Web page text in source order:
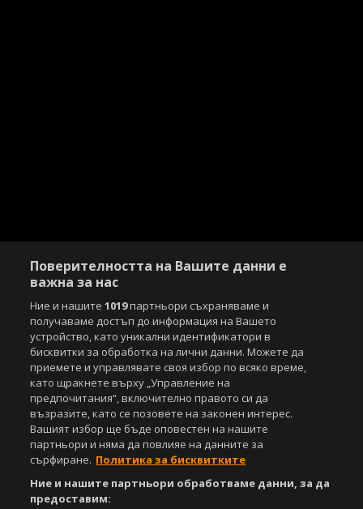
Поверителността на Вашите данни е
важна за нас
Ние и нашите1019партньори съхраняваме и
получаваме достъп до информация на Вашето
устройство, като уникални идентификатори в
бисквитки за обработка на лични данни. Можете да
приемете и управлявате своя избор по всяко време,
като щракнете върху „Управление на
предпочитания“, включително правото си да
възразите, като се позовете на законен интерес.
Вашият избор ще бъде оповестен на нашите
партньори и няма да повлияе на данните за
сърфиране. Политика за бисквитките
Ние и нашите партньори обработваме данни, за да
предоставим: